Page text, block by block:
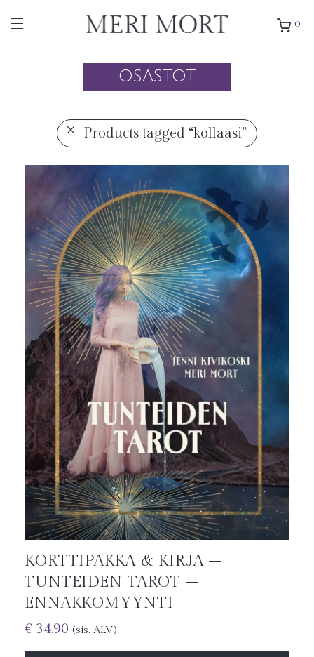
0
OSASTOT
Products tagged “kollaasi”
KORTTIPAKKA & KIRJA –
TUNTEIDEN TAROT –
ENNAKKOMYYNTI
€ 34.90 (sis. ALV)